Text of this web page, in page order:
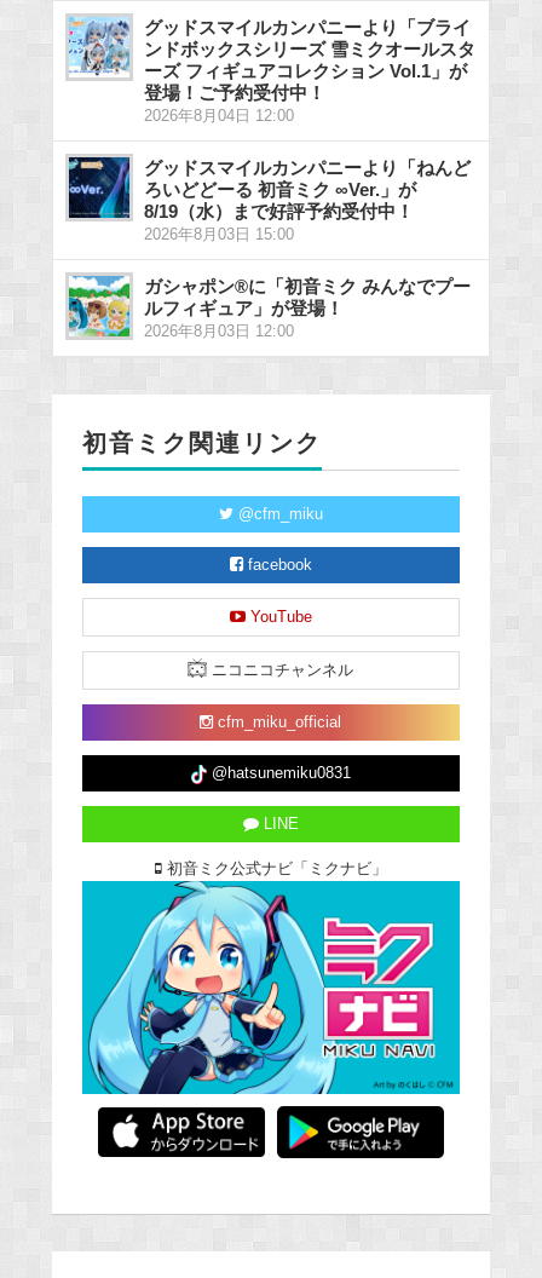
グッドスマイルカンパニーより「ブライ
ンドボックスシリーズ 雪ミクオールスタ
ーズ フィギュアコレクション Vol.1」が
登場！ご予約受付中！
2026年8月04日 12:00
グッドスマイルカンパニーより「ねんど
ろいどどーる 初音ミク ∞Ver.」が
8/19（水）まで好評予約受付中！
2026年8月03日 15:00
ガシャポン®に「初音ミク みんなでプー
ルフィギュア」が登場！
2026年8月03日 12:00
初音ミク関連リンク
@cfm_miku
facebook
YouTube
ニコニコチャンネル
cfm_miku_official
@hatsunemiku0831
LINE
初音ミク公式ナビ「ミクナビ」